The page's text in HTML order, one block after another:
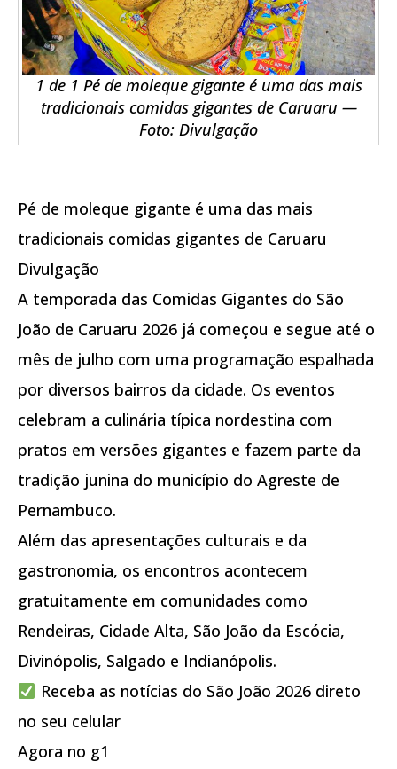
1 de 1 Pé de moleque gigante é uma das mais
tradicionais comidas gigantes de Caruaru —
Foto: Divulgação
Pé de moleque gigante é uma das mais
tradicionais comidas gigantes de Caruaru
Divulgação
A temporada das Comidas Gigantes do São
João de Caruaru 2026 já começou e segue até o
mês de julho com uma programação espalhada
por diversos bairros da cidade. Os eventos
celebram a culinária típica nordestina com
pratos em versões gigantes e fazem parte da
tradição junina do município do Agreste de
Pernambuco.
Além das apresentações culturais e da
gastronomia, os encontros acontecem
gratuitamente em comunidades como
Rendeiras, Cidade Alta, São João da Escócia,
Divinópolis, Salgado e Indianópolis.
Receba as notícias do São João 2026 direto
no seu celular
Agora no g1